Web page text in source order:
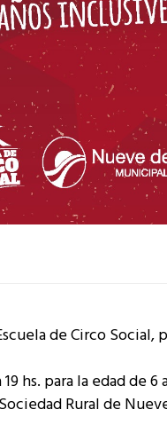
de Circo Social,
hs. para la edad de 6
Rural de